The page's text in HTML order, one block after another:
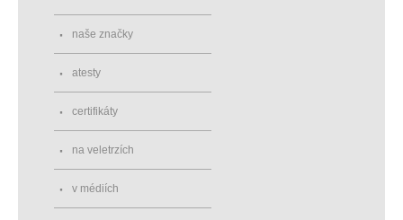
naše značky
atesty
certifikáty
na veletrzích
v médiích